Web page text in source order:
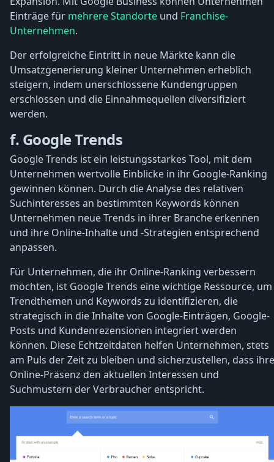
Einträge für mehrere Standorte und Franchise-
Unternehmen.
Der erfolgreiche Eintritt in neue Märkte kann die
Umsatzgenerierung kleiner Unternehmen erheblich
steigern, indem unerschlossene Kundengruppen
erschlossen und die Einnahmequellen diversifiziert
werden.
f. Google Trends
Google Trends ist ein leistungsstarkes Tool, mit dem
Unternehmen wertvolle Einblicke in ihr Google-Ranking
gewinnen können. Durch die Analyse des relativen
Suchinteresses an bestimmten Keywords können
Unternehmen neue Trends in ihrer Branche erkennen
und ihre Online-Inhalte und -Strategien entsprechend
anpassen.
Für Unternehmen, die ihr Online-Ranking verbessern
möchten, ist Google Trends eine wichtige Ressource, um
Trendthemen und Keywords zu identifizieren, die
strategisch in die Inhalte von Google-Einträgen, Google-
Posts und Kundenrezensionen integriert werden
können. Diese Echtzeitdaten helfen Unternehmen, stets
am Puls der Zeit zu bleiben und sicherzustellen, dass ihre
Online-Präsenz den aktuellen Interessen und
Suchmustern der Verbraucher entspricht.